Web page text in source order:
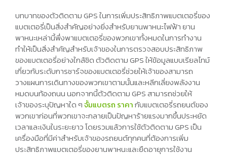
บทบาทของตัวติดตาม GPS ในการเพิ่มประสิทธิภาพแบตเตอรี่ของ
แบตเตอรี่เป็นสิ่งสำคัญอย่างยิ่งสำหรับยานพาหนะไฟฟ้า ยาน
พาหนะเหล่านี้พึ่งพาแบตเตอรี่ของพวกเขาทั้งหมดในการทำงาน
ทำให้เป็นสิ่งสำคัญสำหรับเจ้าของในการตรวจสอบประสิทธิภาพ
ของแบตเตอรี่อย่างใกล้ชิด ตัวติดตาม GPS ให้ข้อมูลแบบเรียลไทม์
เกี่ยวกับระดับการชาร์จของแบตเตอรี่ช่วยให้เจ้าของสามารถ
วางแผนการเดินทางของพวกเขาตามนั้นและหลีกเลี่ยงพลังงาน
หมดบนท้องถนน นอกจากนี้ตัวติดตาม GPS สามารถช่วยให้
เจ้าของระบุปัญหาใด ๆจั้มแบตรถ ราคากับแบตเตอรี่รถยนต์ของ
พวกเขาก่อนที่พวกเขาจะกลายเป็นปัญหาร้ายแรงมากขึ้นประหยัด
เวลาและเงินในระยะยาว โดยรวมแล้วการใช้ตัวติดตาม GPS เป็น
เครื่องมือที่มีค่าสำหรับเจ้าของรถยนต์ทุกคนที่ต้องการเพิ่ม
ประสิทธิภาพแบตเตอรี่ของยานพาหนะและยืดอายุการใช้งาน